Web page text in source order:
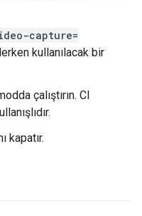
capture=
kullanılacak bir
çalıştırın. CI
kapatır.